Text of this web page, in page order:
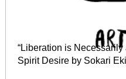
“Liberation is Necessarily
Spirit Desire by Sokari